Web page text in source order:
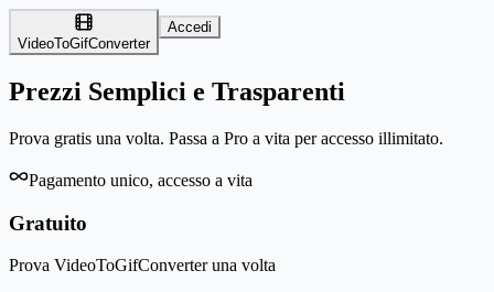
VideoToGifConverter
Accedi
Prezzi Semplici e Trasparenti
Prova gratis una volta. Passa a Pro a vita per accesso illimitato.
Pagamento unico, accesso a vita
Gratuito
Prova VideoToGifConverter una volta